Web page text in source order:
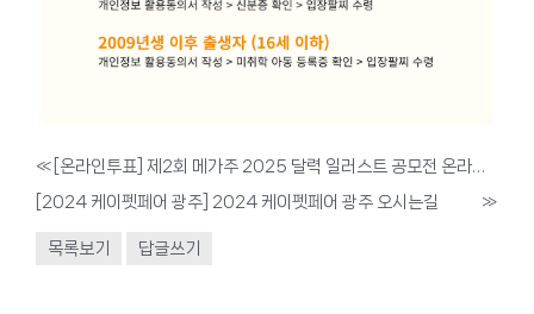
«
[온라인투표] 제2회 메가주 2025 달력 일러스트 공모전 온라인 투표 안내
[2024 케이펫페어 광주] 2024 케이펫페어 광주 오시는길
»
목록보기 답글쓰기